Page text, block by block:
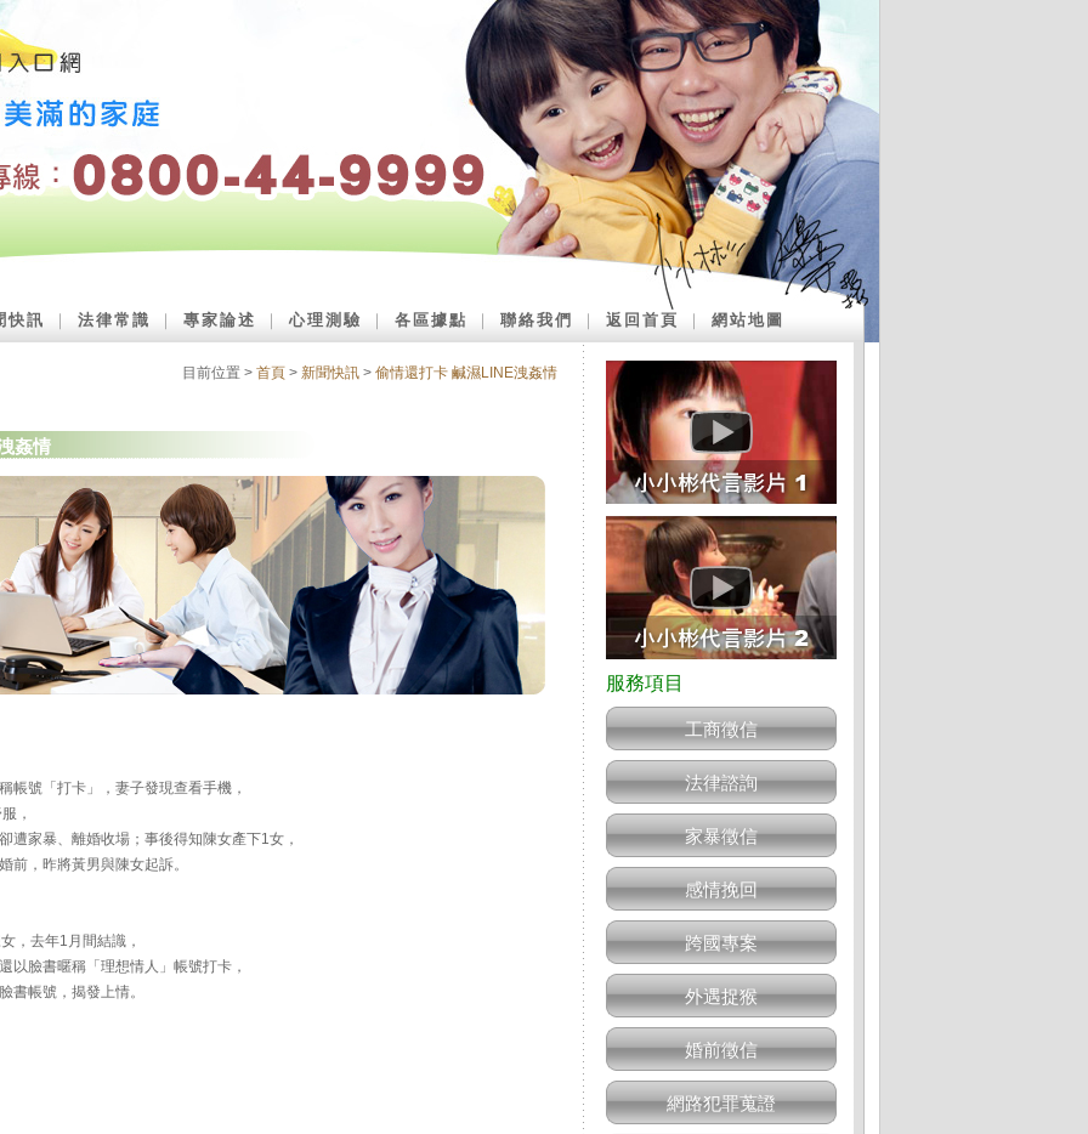
快訊 法律常識 專家論述 ｜心理測驗 各區據點 聯絡我們 返回首頁 網站地圖
目前位置 > 首頁 > 新聞快訊 > 偷情還打卡 鹹濕LINE洩姦情
姦情
帳號「打卡」，妻子發現查看手機，
，
遭家暴、離婚收場；事後得知陳女產下1女，
前，昨將黃男與陳女起訴。
，去年1月間結識，
以臉書暱稱「理想情人」帳號打卡，
書帳號，揭發上情。
工商徵信
法律諮詢
家暴徵信
感情挽回
跨國專案
外遇捉猴
婚前徵信
網路犯罪蒐證